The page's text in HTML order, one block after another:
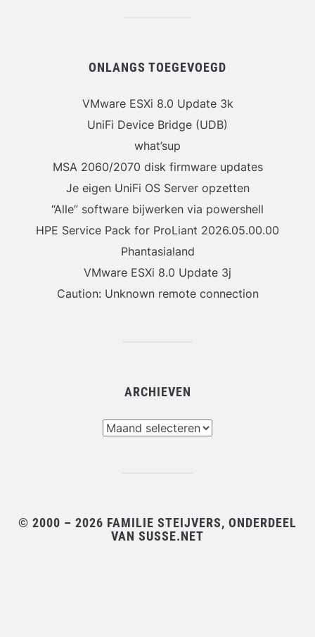
ONLANGS TOEGEVOEGD
VMware ESXi 8.0 Update 3k
UniFi Device Bridge (UDB)
what’sup
MSA 2060/2070 disk firmware updates
Je eigen UniFi OS Server opzetten
“Alle” software bijwerken via powershell
HPE Service Pack for ProLiant 2026.05.00.00
Phantasialand
VMware ESXi 8.0 Update 3j
Caution: Unknown remote connection
ARCHIEVEN
© 2000 – 2026 FAMILIE STEIJVERS, ONDERDEEL
VAN SUSSE.NET